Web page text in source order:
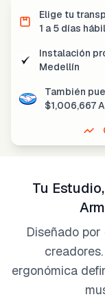
Elige tu
1 a 5 días
Instalación
Medellín
También
$1,006,667
Tu
Diseñado
ergonómica